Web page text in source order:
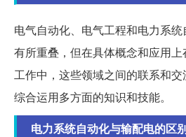
电气自动化、电气工程和电力系
有所重叠，但在具体概念和应用
工作中，这些领域之间的联系和
综合运用多方面的知识和技能。
电力系统自动化与输配电的区